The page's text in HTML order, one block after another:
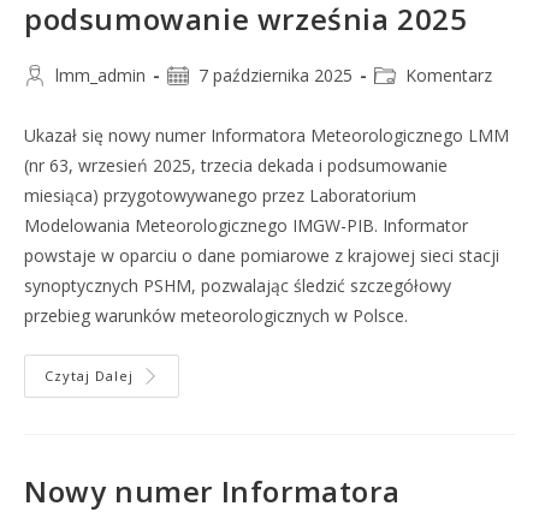
podsumowanie września 2025
lmm_admin 7 października 2025 Komentarz
Ukazał się nowy numer Informatora Meteorologicznego LMM
(nr 63, wrzesień 2025, trzecia dekada i podsumowanie
miesiąca) przygotowywanego przez Laboratorium
Modelowania Meteorologicznego IMGW-PIB. Informator
powstaje w oparciu o dane pomiarowe z krajowej sieci stacji
synoptycznych PSHM, pozwalając śledzić szczegółowy
przebieg warunków meteorologicznych w Polsce.
Czytaj Dalej
Nowy numer Informatora